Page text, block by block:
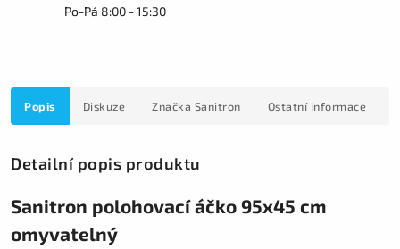
Po-Pá 8:00 - 15:30
Popis Diskuze Značka Sanitron Ostatní informace
Detailní popis produktu
Sanitron polohovací áčko 95x45 cm
omyvatelný